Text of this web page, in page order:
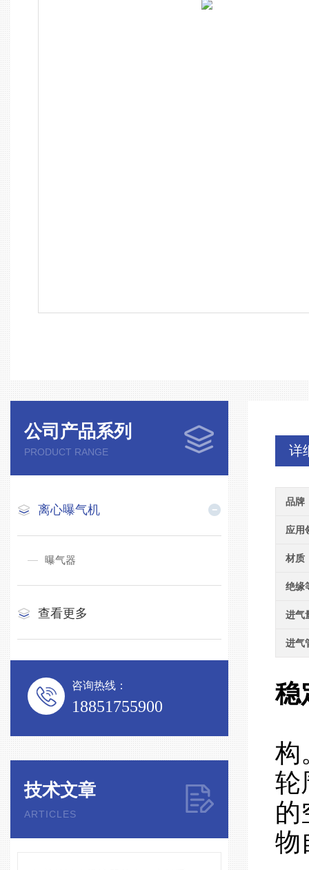
公司产品系列
PRODUCT RANGE
离心曝气机
曝气器
查看更多
咨询热线：
18851755900
技术文章
ARTICLES
详
品牌
应用
材质
绝缘
进气
进气
稳
构
轮
的
物